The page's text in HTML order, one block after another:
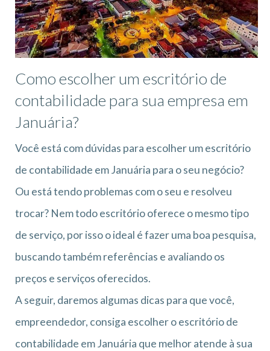
Como escolher um escritório de
contabilidade para sua empresa em
Januária?
Você está com dúvidas para escolher um escritório
de contabilidade em Januária para o seu negócio?
Ou está tendo problemas com o seu e resolveu
trocar? Nem todo escritório oferece o mesmo tipo
de serviço, por isso o ideal é fazer uma boa pesquisa,
buscando também referências e avaliando os
preços e serviços oferecidos.
A seguir, daremos algumas dicas para que você,
empreendedor, consiga escolher o escritório de
contabilidade em Januária que melhor atende à sua